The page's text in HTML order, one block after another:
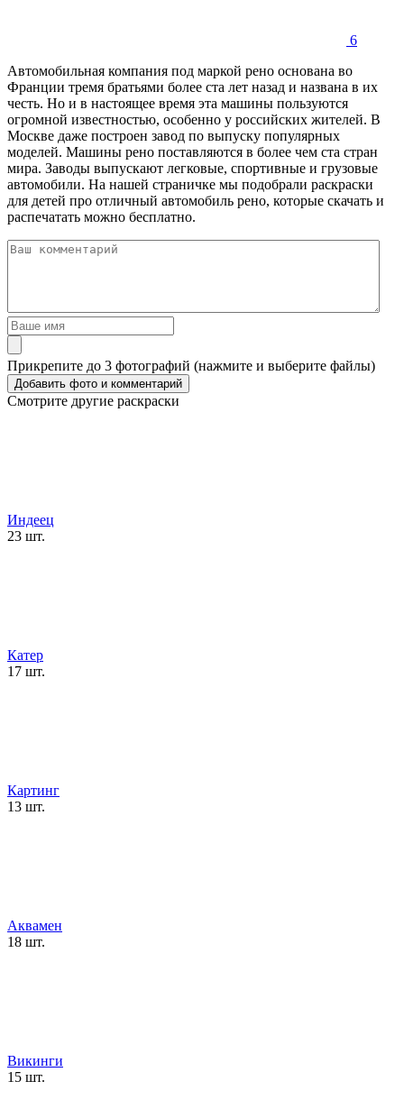
6
Автомобильная компания под маркой рено основана во
Франции тремя братьями более ста лет назад и названа в их
честь. Но и в настоящее время эта машины пользуются
огромной известностью, особенно у российских жителей. В
Москве даже построен завод по выпуску популярных
моделей. Машины рено поставляются в более чем ста стран
мира. Заводы выпускают легковые, спортивные и грузовые
автомобили. На нашей страничке мы подобрали раскраски
для детей про отличный автомобиль рено, которые скачать и
распечатать можно бесплатно.
Прикрепите до 3 фотографий (нажмите и выберите файлы)
Смотрите другие раскраски
Индеец
23 шт.
Катер
17 шт.
Картинг
13 шт.
Аквамен
18 шт.
Викинги
15 шт.